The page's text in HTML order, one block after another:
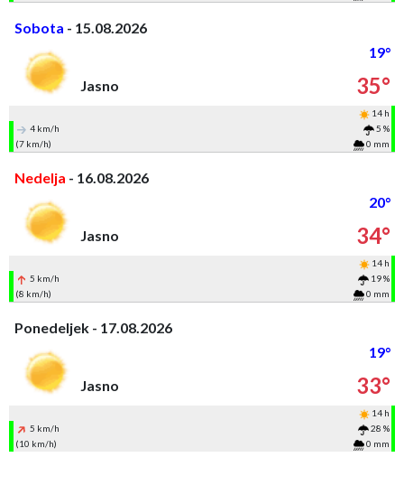
Sobota - 15.08.2026
19°
Jasno
35°
14 h
4 km/h
5 %
(7 km/h)
0 mm
Nedelja - 16.08.2026
20°
Jasno
34°
14 h
5 km/h
19 %
(8 km/h)
0 mm
Ponedeljek - 17.08.2026
19°
Jasno
33°
14 h
5 km/h
28 %
(10 km/h)
0 mm